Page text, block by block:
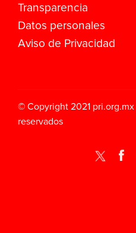
Transparencia
Datos personales
Aviso de Privacidad
© Copyright 2021 pri.org.mx
reservados